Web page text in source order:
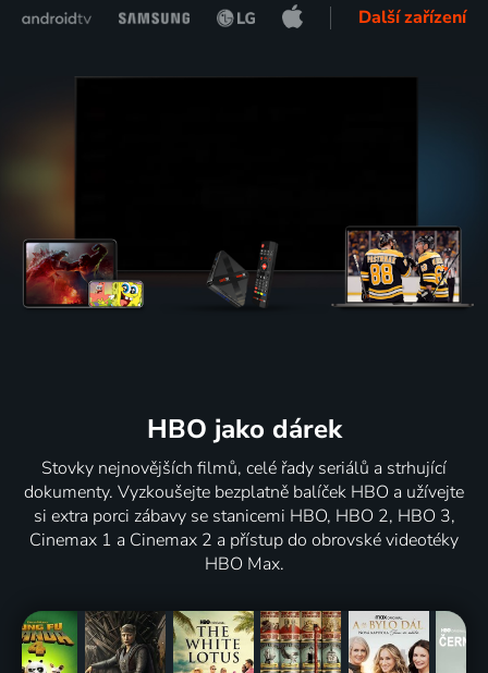
Další zařízení
HBO jako dárek
Stovky nejnovějších filmů, celé řady seriálů a strhující
dokumenty. Vyzkoušejte bezplatně balíček HBO a užívejte
si extra porci zábavy se stanicemi HBO, HBO 2, HBO 3,
Cinemax 1 a Cinemax 2 a přístup do obrovské videotéky
HBO Max.